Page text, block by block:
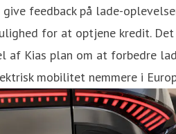
feedback på lade-
for at optjene kredit. Det
af Kias plan om at forbedre
mobilitet nemmere i